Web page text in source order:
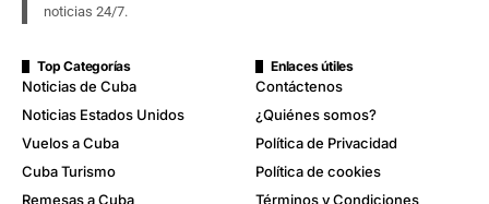
noticias 24/7.
Top Categorías
Noticias de Cuba
Noticias Estados Unidos
Vuelos a Cuba
Cuba Turismo
Remesas a Cuba
Enlaces útiles
Contáctenos
¿Quiénes somos?
Política de Privacidad
Política de cookies
Términos y Condiciones